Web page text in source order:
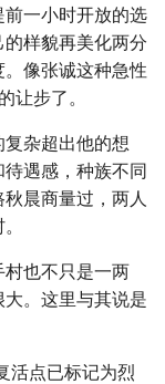
一小时开放的选
样貌再美化两分
像张诚这种急性
让步了。
杂超出他的想
遇感，种族不同
晨商量过，两人
也不只是一两
。这里与其说是
活点已标记为烈